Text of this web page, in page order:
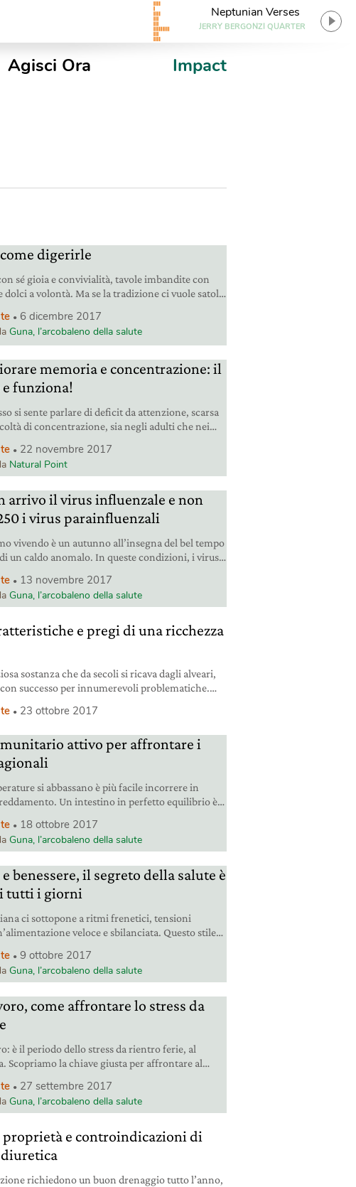
Neptunian Verses
JERRY BERGONZI QUARTER
Agisci Ora Impact
come digerirle
sé gioia e convivialità, tavole imbandite con
dolci a volontà. Ma se la tradizione ci vuole satolli
a dura prova dalla ricchezza delle portate.
6 dicembre 2017
Guna, l’arcobaleno della salute
memoria e concentrazione: il
e funziona!
si sente parlare di deficit da attenzione, scarsa
di concentrazione, sia negli adulti che nei
importanti funzioni esiste davvero.
22 novembre 2017
Natural Point
arrivo il virus influenzale e non
i virus parainfluenzali
vivendo è un autunno all’insegna del bel tempo
un caldo anomalo. In queste condizioni, i virus
Ecco come difendersi.
13 novembre 2017
Guna, l’arcobaleno della salute
e pregi di una ricchezza
sostanza che da secoli si ricava dagli alveari,
successo per innumerevoli problematiche.
23 ottobre 2017
attivo per affrontare i
si abbassano è più facile incorrere in
Un intestino in perfetto equilibrio è
di virus e batteri con cui quotidianamente
18 ottobre 2017
Guna, l’arcobaleno della salute
benessere, il segreto della salute è
tutti i giorni
ci sottopone a ritmi frenetici, tensioni
veloce e sbilanciata. Questo stile
serenità. Ma il rimedio c’è.
9 ottobre 2017
Guna, l’arcobaleno della salute
come affrontare lo stress da
è il periodo dello stress da rientro ferie, al
Scopriamo la chiave giusta per affrontare al
27 settembre 2017
Guna, l’arcobaleno della salute
proprietà e controindicazioni di
richiedono un buon drenaggio tutto l’anno,